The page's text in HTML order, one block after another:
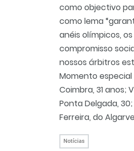
como objectivo
como lema
anéis olímpicos,
compromisso
nossos árbitros
Momento
Coimbra, 31 anos;
Ponta Delgada,
Ferreira, do
Notícias